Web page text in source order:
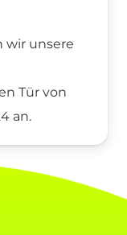
wir unsere
Tür von
an.